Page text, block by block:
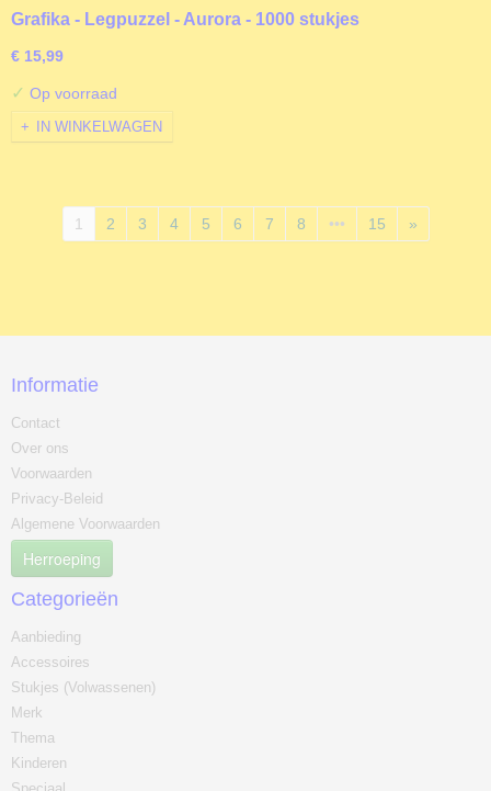
Grafika - Legpuzzel - Aurora - 1000 stukjes
€ 15,99
✓ Op voorraad
IN WINKELWAGEN
1 2 3 4 5 6 7 8 ••• 15 »
Informatie
Contact
Over ons
Voorwaarden
Privacy-Beleid
Algemene Voorwaarden
Herroeping
Categorieën
Aanbieding
Accessoires
Stukjes (Volwassenen)
Merk
Thema
Kinderen
Speciaal